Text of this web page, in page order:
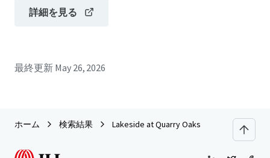
詳細を見る
最終更新 May 26, 2026
ホーム 検索結果 Lakeside at Quarry Oaks